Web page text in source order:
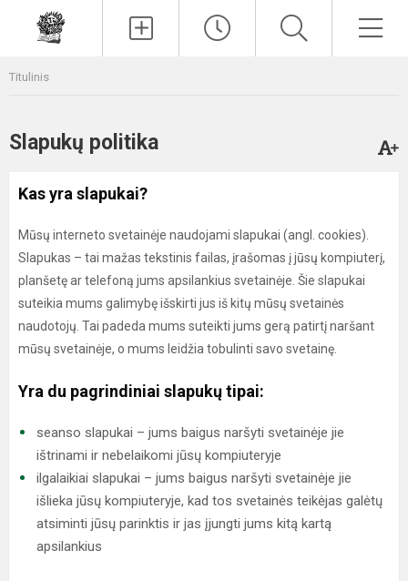
Titulinis
Slapukų politika
Kas yra slapukai?
Mūsų interneto svetainėje naudojami slapukai (angl. cookies).
Slapukas – tai mažas tekstinis failas, įrašomas į jūsų kompiuterį,
planšetę ar telefoną jums apsilankius svetainėje. Šie slapukai
suteikia mums galimybę išskirti jus iš kitų mūsų svetainės
naudotojų. Tai padeda mums suteikti jums gerą patirtį naršant
mūsų svetainėje, o mums leidžia tobulinti savo svetainę.
Yra du pagrindiniai slapukų tipai:
seanso slapukai – jums baigus naršyti svetainėje jie
ištrinami ir nebelaikomi jūsų kompiuteryje
ilgalaikiai slapukai – jums baigus naršyti svetainėje jie
išlieka jūsų kompiuteryje, kad tos svetainės teikėjas galėtų
atsiminti jūsų parinktis ir jas įjungti jums kitą kartą
apsilankius